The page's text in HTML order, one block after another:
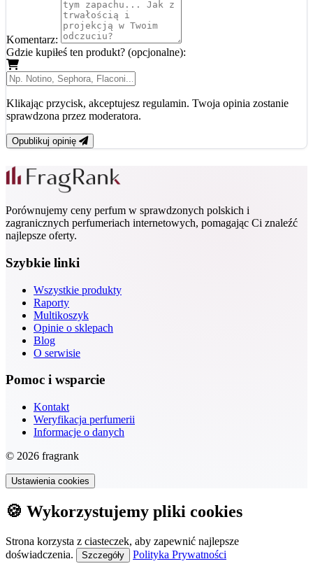
Komentarz:
Gdzie kupiłeś ten produkt? (opcjonalne):
Klikając przycisk, akceptujesz regulamin. Twoja opinia zostanie
sprawdzona przez moderatora.
Opublikuj opinię
Porównujemy ceny perfum w sprawdzonych polskich i
zagranicznych perfumeriach internetowych, pomagając Ci znaleźć
najlepsze oferty.
Szybkie linki
Wszystkie produkty
Raporty
Multikoszyk
Opinie o sklepach
Blog
O serwisie
Pomoc i wsparcie
Kontakt
Weryfikacja perfumerii
Informacje o danych
© 2026 fragrank
Ustawienia cookies
🍪 Wykorzystujemy pliki cookies
Strona korzysta z ciasteczek, aby zapewnić najlepsze
doświadczenia.
Szczegóły Polityka Prywatności